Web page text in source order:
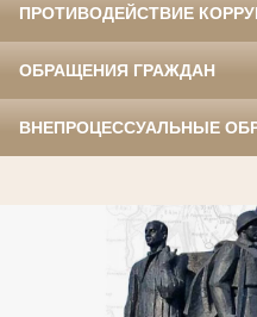
ПРОТИВОДЕЙСТВИЕ
ОБРАЩЕНИЯ ГРАЖДАН
ВНЕПРОЦЕССУАЛЬНЫЕ